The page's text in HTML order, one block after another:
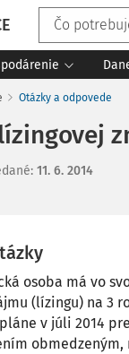
Otázky a odpovede
: 11. 6. 2014
osoba má vo
(lízingu) na 3
v júli 2014